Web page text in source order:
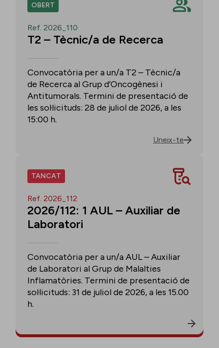
OBERT
Ref. 2026_110
T2 – Tècnic/a de Recerca
Convocatòria per a un/a T2 – Tècnic/a
de Recerca al Grup d’Oncogènesi i
Antitumorals. Termini de presentació de
les sol·licituds: 28 de juliol de 2026, a les
15:00 h.
Uneix-te
TANCAT
Ref. 2026_112
2026/112: 1 AUL – Auxiliar de
Laboratori
Convocatòria per a un/a AUL – Auxiliar
de Laboratori al Grup de Malalties
Inflamatòries. Termini de presentació de
sol·licituds: 31 de juliol de 2026, a les 15.00
h.